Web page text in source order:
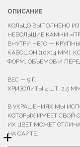
+
ОПИСАНИЕ
КОЛЬЦО ВЫПОЛНЕНО ИЗ
НЕБОЛЬШИЕ КАМНИ
ВНУТРИ НЕГО —
КАБОШОН (10Х14 ММ).
ФОРМ, ОБЪЕМОВ И
ВЕС — 9 Г.
ХРИЗОЛИТЫ 4 ШТ, 2,5
В УКРАШЕНИЯХ МЫ
КОТОРЫХ ИМЕЕТ СВОЙ
ИХ ЦВЕТ МОЖЕТ
НА САЙТЕ.